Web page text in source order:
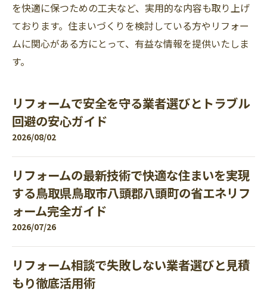
を快適に保つための工夫など、実用的な内容も取り上げ
ております。住まいづくりを検討している方やリフォー
ムに関心がある方にとって、有益な情報を提供いたしま
す。
リフォームで安全を守る業者選びとトラブル
回避の安心ガイド
2026/08/02
リフォームの最新技術で快適な住まいを実現
する鳥取県鳥取市八頭郡八頭町の省エネリフ
ォーム完全ガイド
2026/07/26
リフォーム相談で失敗しない業者選びと見積
もり徹底活用術